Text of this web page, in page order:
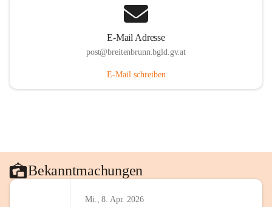
E-Mail Adresse
post@breitenbrunn.bgld.gv.at
E-Mail schreiben
Bekanntmachungen
Mi., 8. Apr. 2026